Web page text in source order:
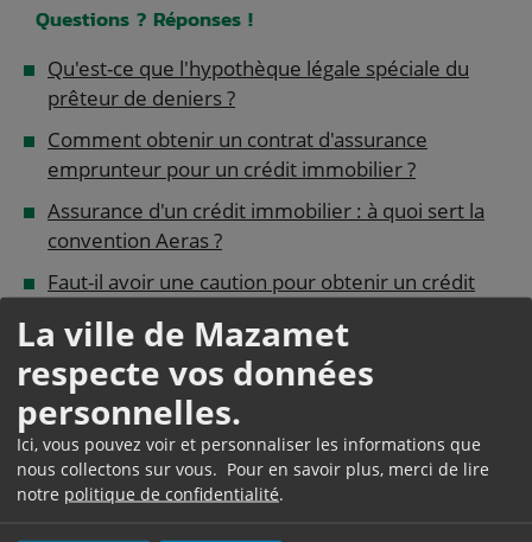
La ville de Mazamet
respecte vos données
personnelles.
Ici, vous pouvez voir et personnaliser les informations que
nous collectons sur vous. Pour en savoir plus, merci de lire
notre politique de confidentialité.
Questions ? Réponses !
Qu'est-ce que l'hypothèque légale spéciale du
prêteur de deniers ?
Comment obtenir un contrat d'assurance
emprunteur pour un crédit immobilier ?
Assurance d'un crédit immobilier : à quoi sert la
convention Aeras ?
Faut-il avoir une caution pour obtenir un crédit
Faut-il prendre une hypothèque pour obtenir un
crédit immobilier ?
Peut-on faire lever une hypothèque ?
Que devient le crédit immobilier lorsque la vente
est annulée ?